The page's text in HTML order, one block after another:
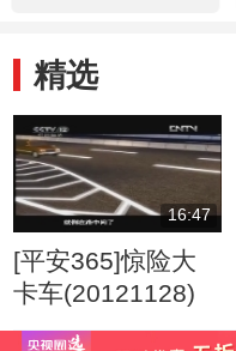
精选
16:47
[平安365]惊险大
卡车(20121128)